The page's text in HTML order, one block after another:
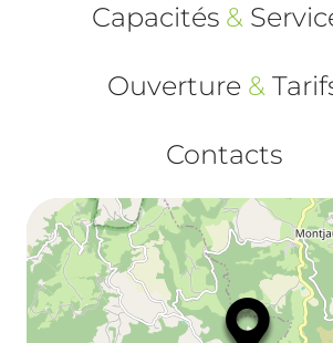
Capacités &
Ouverture &
Contacts